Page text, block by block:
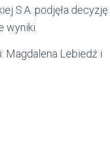
S.A. podjęła decyzję
wyniki.
Magdalena Lebiedź i